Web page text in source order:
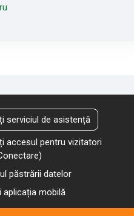
serviciul de asistență
accesul pentru vizitatori
)
păstrării datelor
aplicația mobilă